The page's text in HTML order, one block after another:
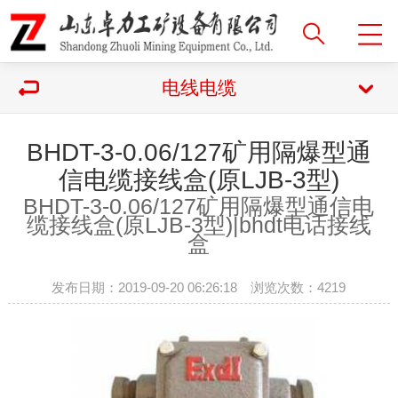
电线电缆
BHDT-3-0.06/127矿用隔爆型通
信电缆接线盒(原LJB-3型)
BHDT-3-0.06/127矿用隔爆型通信电
缆接线盒(原LJB-3型)|bhdt电话接线
盒
发布日期：2019-09-20 06:26:18 浏览次数：4219